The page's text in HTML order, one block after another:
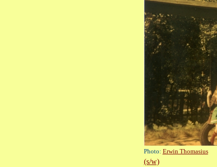
Photo: Erwin Thomasius
(s/w)